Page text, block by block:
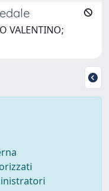
VALENTINO;